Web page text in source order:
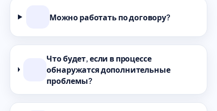
Можно работать по договору?
Что будет, если в процессе
обнаружатся дополнительные
проблемы?